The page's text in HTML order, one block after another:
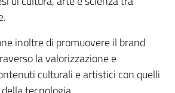
inoltre di promuovere il brand
la valorizzazione e
culturali e artistici con quelli